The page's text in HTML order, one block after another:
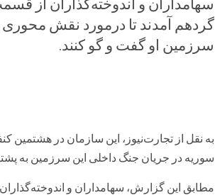
گردهم آمدند تا درمورد نقش
سرزمین او گفت و گو کنند.
به نقل از تجارت‌نیوز، این سازمان در
سوریه در جریان جنگ داخلی این سرزمین به
مطابق این گزارش، سهامداران و